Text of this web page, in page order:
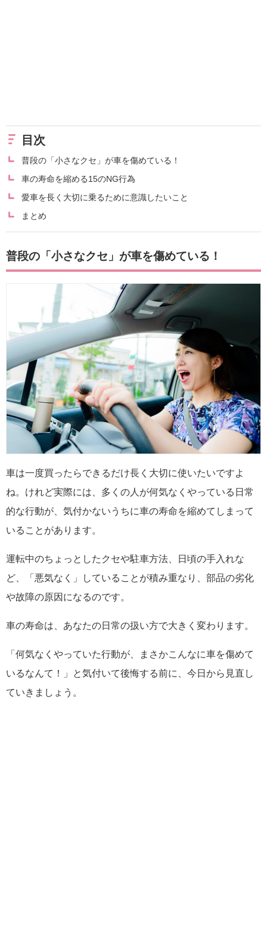
目次
普段の「小さなクセ」が車を傷めている！
車の寿命を縮める15のNG行為
愛車を長く大切に乗るために意識したいこと
まとめ
普段の「小さなクセ」が車を傷めている！
車は一度買ったらできるだけ長く大切に使いたいですよ
ね。けれど実際には、多くの人が何気なくやっている日常
的な行動が、気付かないうちに車の寿命を縮めてしまって
いることがあります。
運転中のちょっとしたクセや駐車方法、日頃の手入れな
ど、「悪気なく」していることが積み重なり、部品の劣化
や故障の原因になるのです。
車の寿命は、あなたの日常の扱い方で大きく変わります。
「何気なくやっていた行動が、まさかこんなに車を傷めて
いるなんて！」と気付いて後悔する前に、今日から見直し
ていきましょう。